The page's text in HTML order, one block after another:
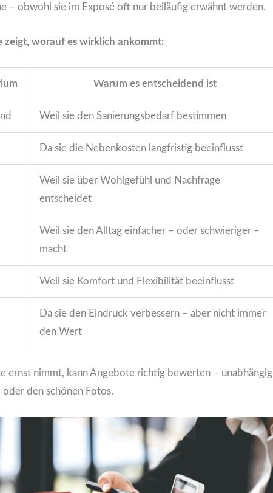
– obwohl sie im Exposé oft nur beiläufig erwähnt werden.
zeigt, worauf es wirklich ankommt:
Warum es entscheidend ist
Weil sie den Sanierungsbedarf bestimmen
Da sie die Nebenkosten langfristig beeinflusst
Weil sie über Wohlgefühl und Nachfrage
entscheidet
Weil sie den Alltag einfacher – oder schwieriger –
macht
Weil sie Komfort und Flexibilität beeinflusst
Da sie den Eindruck verbessern – aber nicht immer
den Wert
ernst nimmt, kann Angebote richtig bewerten – unabhängig
den schönen Fotos.